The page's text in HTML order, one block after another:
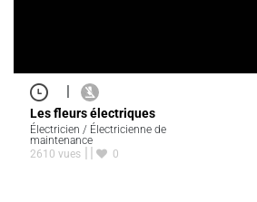
|
Les fleurs électriques
Électricien / Électricienne de
maintenance
2610 vues
0